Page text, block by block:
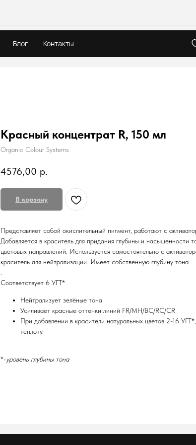
Блог Контакты
Красный концентрат R, 150 мл
Organic Colour Systems
4576,00 р.
В корзину
Представляет собой окислительный пигмент, работают с
Добавляется в краситель для придания глубины и насыщенности
цветовых направлений. Используется самостоятельно с
краситель для нейтрализации. Имеет собственную глубину тона.
Соответствует 6 УГТ*
Нейтрализует зелёные тона
Усиливает красные оттенки линий FR/MH/BC/RC/CR
При добавлении в красители натуральных цветов 2-16
теплоту.
*-уровень глубины тона